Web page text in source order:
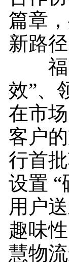
篇章
新路径
福田
效”、
在市
客户
行首
设置 “
用户
趣味
慧物